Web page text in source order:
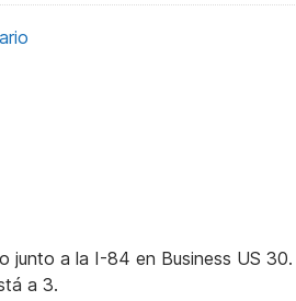
junto a la I-84 en Business US
a 3.